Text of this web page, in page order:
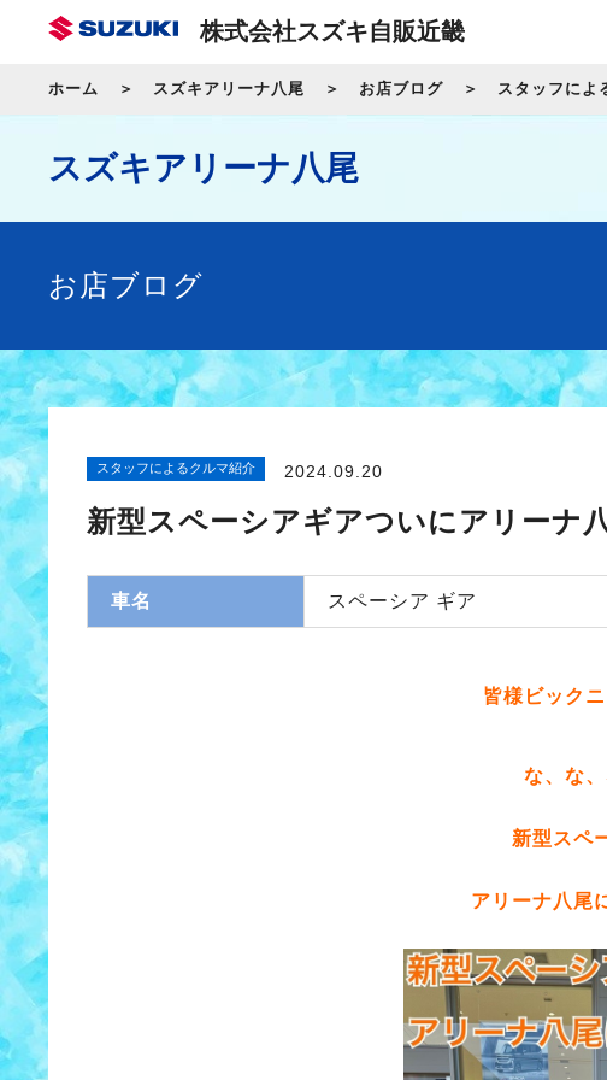
株式会社スズキ自販近畿
ホーム スズキアリーナ八尾 お店ブログ スタッフによ
スズキアリーナ八尾
お店ブログ
スタッフによるクルマ紹介 2024.09.20
新型スペーシアギアついにアリーナ
車名 スペーシア ギア
皆様ビック
な、な
新型スペ
アリーナ八尾